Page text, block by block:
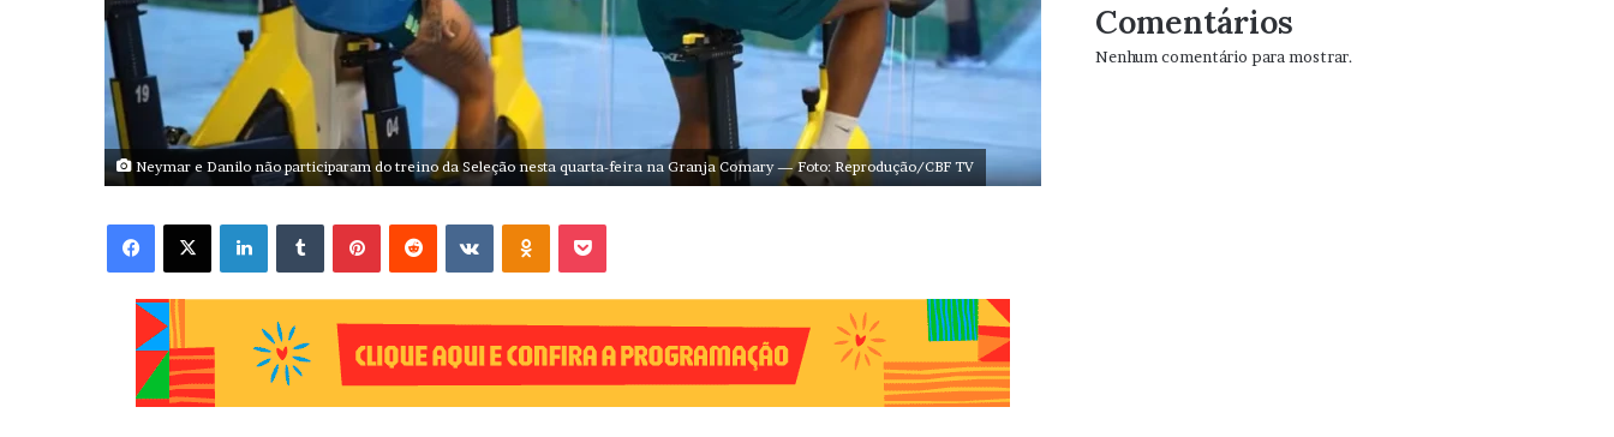
Neymar e Danilo não participaram do treino da Seleção nesta quarta-feira na Granja Comary — Foto: Reprodução/CBF TV
Facebook X Linkedin VK OK
Comentários
Nenhum comentário para mostrar.